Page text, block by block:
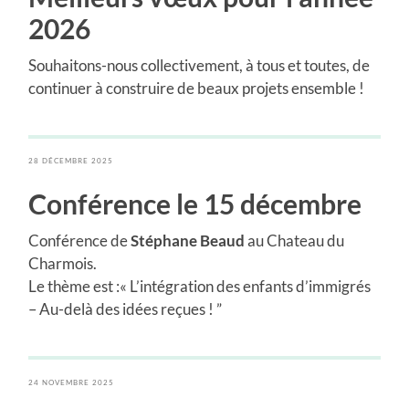
2026
Souhaitons-nous collectivement, à tous et toutes, de
continuer à construire de beaux projets ensemble !
28 DÉCEMBRE 2025
Conférence le 15 décembre
Conférence deStéphane Beaudau Chateau du
Charmois.
Le thème est :« L’intégration des enfants d’immigrés
– Au-delà des idées reçues ! ”
24 NOVEMBRE 2025